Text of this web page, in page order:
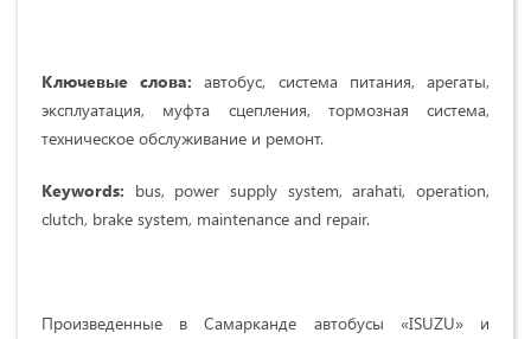
Ключевые слова: автобус, система питания, арегаты,
эксплуатация, муфта сцепления, тормозная система,
техническое обслуживание и ремонт.
Keywords: bus, power supply system, arahati, operation,
clutch, brake system, maintenance and repair.
Произведенные в Самарканде автобусы «ISUZU» и